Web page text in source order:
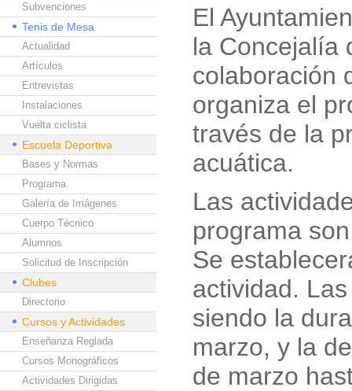
Subvenciones
Tenis de Mesa
Actualidad
Artículos
Entrevistas
Instalaciones
Vuelta ciclista
Escuela Deportiva
Bases y Normas
Programa
Galería de Imágenes
Cuerpo Técnico
Alumnos
Solicitud de Inscripción
Clubes
Directorio
Cursos y Actividades
Enseñanza Reglada
Cursos Monográficos
Actividades Dirigidas
El
la Concejalía
colaboración
organiza el
través de la
acuática.
Las
programa
Se
actividad.
siendo la
marzo, y la
de marzo